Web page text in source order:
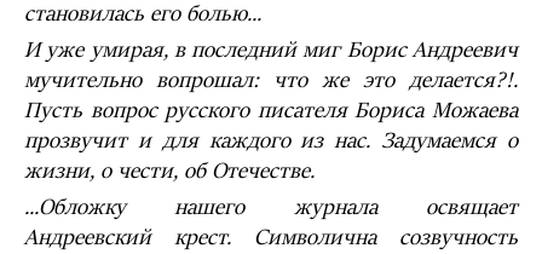
становилась его болью...
И уже умирая, в последний миг Борис Андреевич
мучительно вопрошал: что же это делается?!.
Пусть вопрос русского писателя Бориса Можаева
прозвучит и для каждого из нас. Задумаемся о
жизни, о чести, об Отечестве.
...Обложку нашего журнала освящает
Андреевский крест. Символична созвучность